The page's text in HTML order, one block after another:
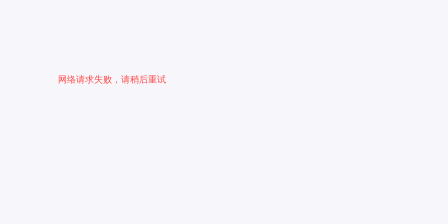
网络请求失败，请稍后重试